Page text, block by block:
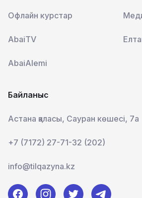
Офлайн курстар
AbaiTV
AbaiAlemi
Байланыс
Астана қаласы, Сауран көшесі, 7а
+7 (7172) 27-71-32 (202)
info@tilqazyna.kz